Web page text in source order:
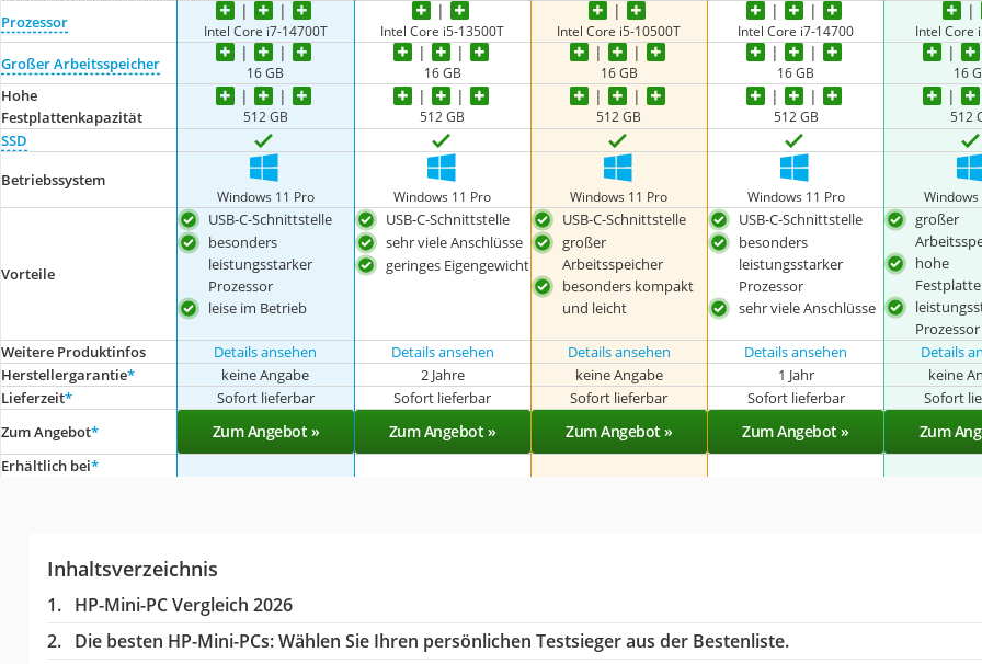
Prozessor
Intel Core i7-14700T Intel Core i5-13500T Intel Core i5-10500T Intel Core i7-14700 Intel Core
Großer Arbeitsspeicher 16 GB 16 GB 16 GB 16 GB 16
Hohe
Festplattenkapazität
512 GB 512 GB 512 GB 512 GB 512
SSD
Betriebssystem
Windows 11 Pro Windows 11 Pro Windows 11 Pro Windows 11 Pro Windows
Vorteile
USB-C-Schnittstelle
besonders
leistungsstarker
Prozessor
leise im Betrieb
USB-C-Schnittstelle
sehr viele Anschlüsse
geringes Eigengewicht
USB-C-Schnittstelle
großer
Arbeitsspeicher
besonders kompakt
und leicht
USB-C-Schnittstelle
besonders
leistungsstarker
Prozessor
sehr viele Anschlüsse
großer
hohe
Prozessor
Weitere Produktinfos Details ansehen Details ansehen Details ansehen Details ansehen Details
Herstellergarantie* keine Angabe 2 Jahre keine Angabe 1 Jahr keine
Lieferzeit* Sofort lieferbar Sofort lieferbar Sofort lieferbar Sofort lieferbar Sofort
Zum Angebot* Zum Angebot » Zum Angebot » Zum Angebot » Zum Angebot » Zum
Erhältlich bei*
Inhaltsverzeichnis
HP-Mini-PC Vergleich 2026
Die besten HP-Mini-PCs:Wählen Sie Ihren persönlichen Testsieger aus der Bestenliste.